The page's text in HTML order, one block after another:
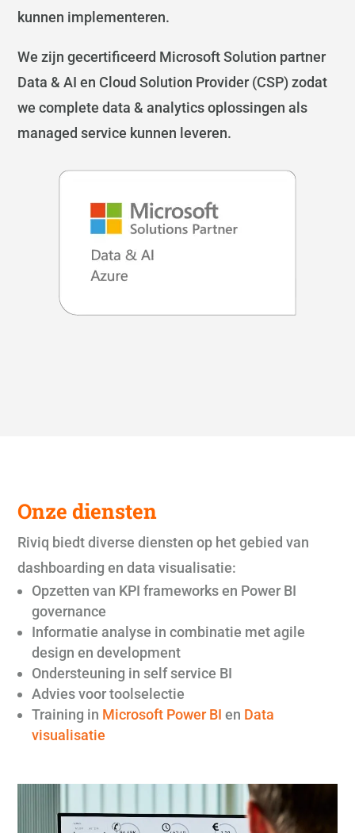
kunnen implementeren.
We zijn gecertificeerd Microsoft Solution partner
Data & AI en Cloud Solution Provider (CSP) zodat
we complete data & analytics oplossingen als
managed service kunnen leveren.
Onze diensten
Riviq biedt diverse diensten op het gebied van
dashboarding en data visualisatie:
Opzetten van KPI frameworks en Power BI
governance
Informatie analyse in combinatie met agile
design en development
Ondersteuning in self service BI
Advies voor toolselectie
Training in Microsoft Power BI en Data
visualisatie